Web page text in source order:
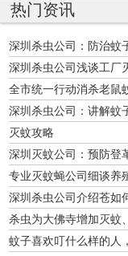
热门资讯
深圳杀虫公司：防治蚊
深圳杀虫公司浅谈工厂
全市统一行动消杀老鼠
深圳杀虫公司：讲解蚊
灭蚊攻略
深圳灭蚊公司：预防登
专业灭蚊蝇公司细谈养
深圳杀虫公司介绍苍如
杀虫为大佛寺增加灭蚊
蚊子喜欢叮什么样的人